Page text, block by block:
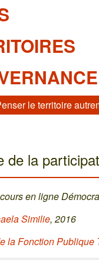
le territoire
de la
en ligne
Similie, 2016
la Fonction Publique